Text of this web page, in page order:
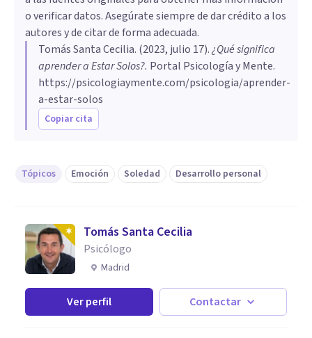
o verificar datos. Asegúrate siempre de dar crédito a los
autores y de citar de forma adecuada.
Tomás Santa Cecilia. (2023, julio 17).¿Qué significa
aprender a Estar Solos?. Portal Psicología y Mente.
https://psicologiaymente.com/psicologia/aprender-
a-estar-solos
Copiar cita
Tópicos Emoción Soledad Desarrollo personal
Tomás Santa Cecilia
Psicólogo
Madrid
Ver perfil Contactar